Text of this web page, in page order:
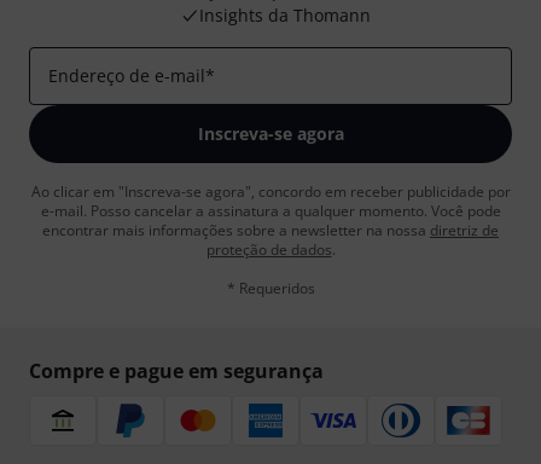
Insights da Thomann
Endereço de e-mail*
Inscreva-se agora
Ao clicar em "Inscreva-se agora", concordo em receber publicidade por
e-mail. Posso cancelar a assinatura a qualquer momento. Você pode
encontrar mais informações sobre a newsletter na nossa diretriz de
proteção de dados.
* Requeridos
Compre e pague em segurança